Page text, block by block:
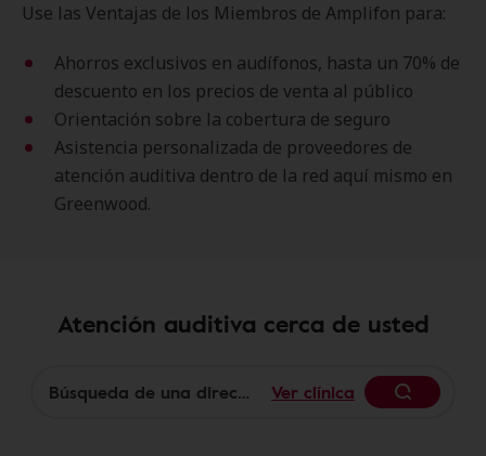
Use las Ventajas de los Miembros de Amplifon para:
Ahorros exclusivos en audífonos, hasta un 70% de
descuento en los precios de venta al público
Orientación sobre la cobertura de seguro
Asistencia personalizada de proveedores de
atención auditiva dentro de la red aquí mismo en
Greenwood.
Atención auditiva cerca de usted
Ver clínica